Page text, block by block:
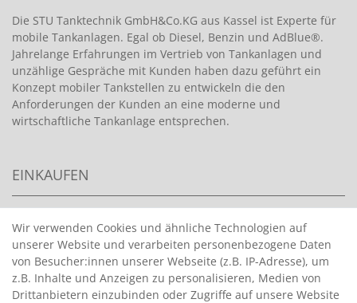
Die STU Tanktechnik GmbH&Co.KG aus Kassel ist Experte für
mobile Tankanlagen. Egal ob Diesel, Benzin und AdBlue®.
Jahrelange Erfahrungen im Vertrieb von Tankanlagen und
unzählige Gespräche mit Kunden haben dazu geführt ein
Konzept mobiler Tankstellen zu entwickeln die den
Anforderungen der Kunden an eine moderne und
wirtschaftliche Tankanlage entsprechen.
EINKAUFEN
HANDPUMPEN FÜR BENZIN
>
HANDPUMPEN FÜR ÖLE
>
TANKANLAGEN
>
ADBLUE® BETANKUNG
Wir verwenden Cookies und ähnliche Technologien auf
unserer Website und verarbeiten personenbezogene Daten
von Besucher:innen unserer Webseite (z.B. IP-Adresse), um
z.B. Inhalte und Anzeigen zu personalisieren, Medien von
Drittanbietern einzubinden oder Zugriffe auf unsere Website